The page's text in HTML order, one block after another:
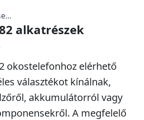
alkatrészek
okostelefonhoz elérhető
választékot kínálnak,
akkumulátorról vagy
A megfelelő